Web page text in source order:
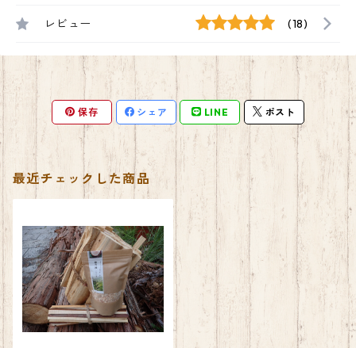
レビュー (18)
保存 シェア LINE ポスト
最近チェックした商品